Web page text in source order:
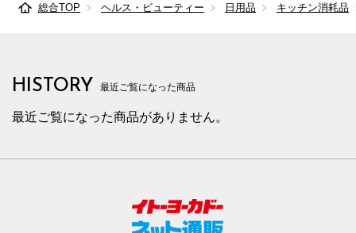
総合TOP ヘルス・ビューティー 日用品 キッチン消耗品
HISTORY 最近ご覧になった商品
最近ご覧になった商品がありません。